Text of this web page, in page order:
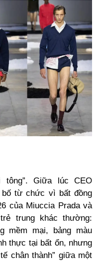
tông”. Giữa lúc CEO
bố từ chức vì bất đồng
của Miuccia Prada và
trung khác thường:
mềm mại, bảng màu
thực tại bất ổn, nhưng
chân thành” giữa một